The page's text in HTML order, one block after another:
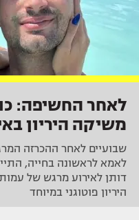
לאחר החשיפה:
משיקה היריון
שבועיים לאחר ההכרזה
לאמא לראשונה בחייה,
דותן לאירוע מרגש של
היריון פוטוגני במיוחד